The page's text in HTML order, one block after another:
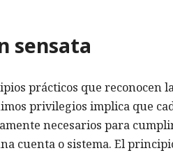
sensata
prácticos que reconocen
privilegios implica que
necesarios para
cuenta o sistema. El